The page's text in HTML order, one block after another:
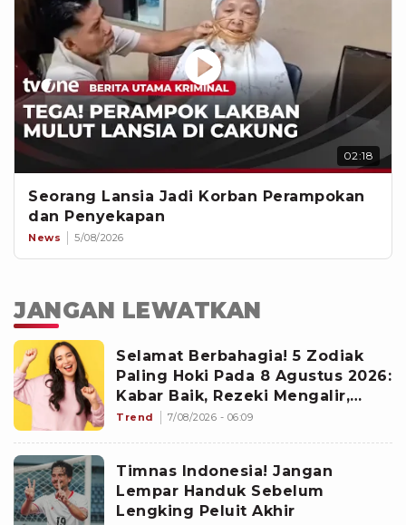
02:18
Seorang Lansia Jadi Korban Perampokan
dan Penyekapan
News 5/08/2026
JANGAN LEWATKAN
Selamat Berbahagia! 5 Zodiak
Paling Hoki Pada 8 Agustus 2026:
Kabar Baik, Rezeki Mengalir,
Peluang Baru Berdatangan
Trend 7/08/2026 - 06:09
Timnas Indonesia! Jangan
Lempar Handuk Sebelum
Lengking Peluit Akhir